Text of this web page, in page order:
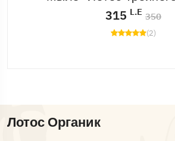
315 L.E 350
(2)
Лотос Органик